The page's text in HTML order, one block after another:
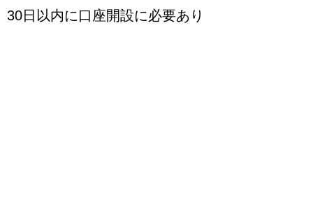
30日以内に口座開設に必要あり